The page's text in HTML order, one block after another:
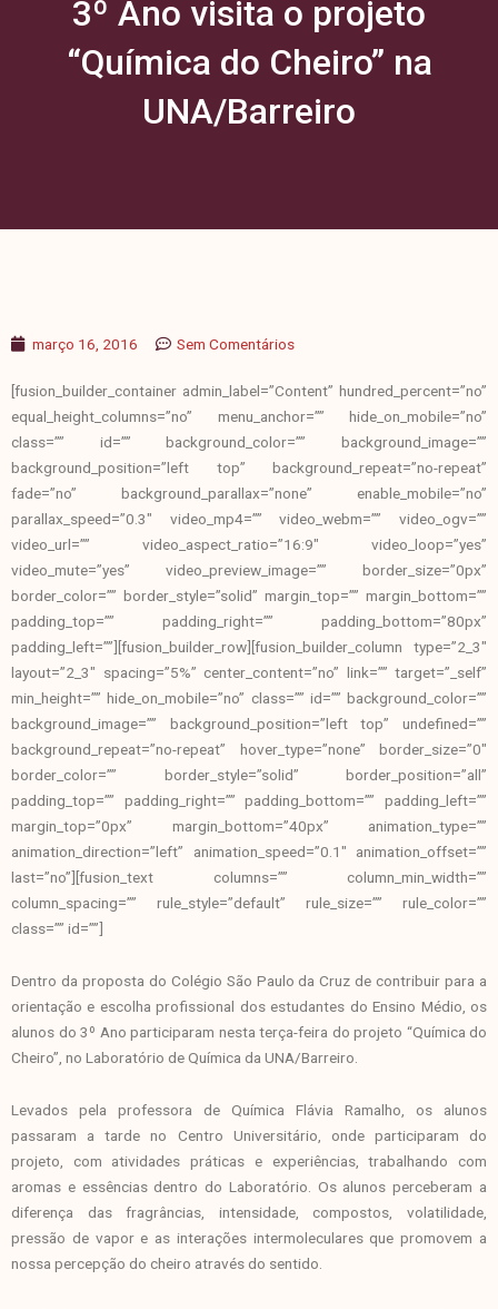
3º Ano visita o projeto
“Química do Cheiro” na
UNA/Barreiro
março 16, 2016 Sem Comentários
[fusion_builder_container admin_label=”Content” hundred_percent=”no”
equal_height_columns=”no” menu_anchor=”” hide_on_mobile=”no”
class=”” id=”” background_color=”” background_image=””
background_position=”left top” background_repeat=”no-repeat”
fade=”no” background_parallax=”none” enable_mobile=”no”
parallax_speed=”0.3″ video_mp4=”” video_webm=”” video_ogv=””
video_url=”” video_aspect_ratio=”16:9″ video_loop=”yes”
video_mute=”yes” video_preview_image=”” border_size=”0px”
border_color=”” border_style=”solid” margin_top=”” margin_bottom=””
padding_top=”” padding_right=”” padding_bottom=”80px”
padding_left=””][fusion_builder_row][fusion_builder_column type=”2_3″
layout=”2_3″ spacing=”5%” center_content=”no” link=”” target=”_self”
min_height=”” hide_on_mobile=”no” class=”” id=”” background_color=””
background_image=”” background_position=”left top” undefined=””
background_repeat=”no-repeat” hover_type=”none” border_size=”0″
border_color=”” border_style=”solid” border_position=”all”
padding_top=”” padding_right=”” padding_bottom=”” padding_left=””
margin_top=”0px” margin_bottom=”40px” animation_type=””
animation_direction=”left” animation_speed=”0.1″ animation_offset=””
last=”no”][fusion_text columns=”” column_min_width=””
column_spacing=”” rule_style=”default” rule_size=”” rule_color=””
class=”” id=””]
Dentro da proposta do Colégio São Paulo da Cruz de contribuir para a
orientação e escolha profissional dos estudantes do Ensino Médio, os
alunos do 3º Ano participaram nesta terça-feira do projeto “Química do
Cheiro”, no Laboratório de Química da UNA/Barreiro.
Levados pela professora de Química Flávia Ramalho, os alunos
passaram a tarde no Centro Universitário, onde participaram do
projeto, com atividades práticas e experiências, trabalhando com
aromas e essências dentro do Laboratório. Os alunos perceberam a
diferença das fragrâncias, intensidade, compostos, volatilidade,
pressão de vapor e as interações intermoleculares que promovem a
nossa percepção do cheiro através do sentido.